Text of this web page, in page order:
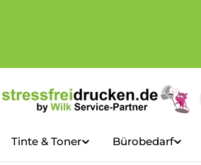
Tinte & Toner Bürobedarf